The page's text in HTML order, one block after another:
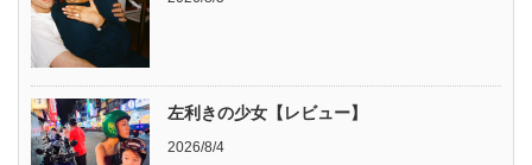
左利きの少女【レビュー】
2026/8/4